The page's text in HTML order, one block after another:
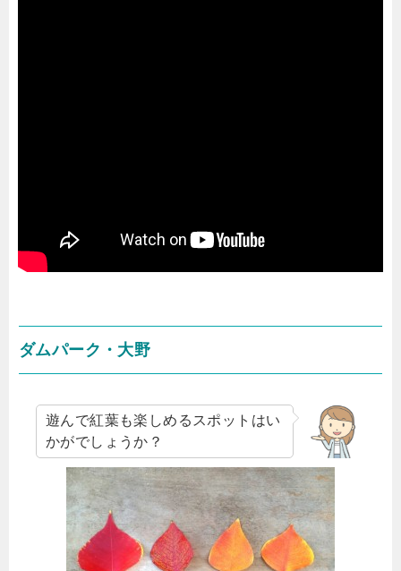
ダムパーク・大野
遊んで紅葉も楽しめるスポットはい
かがでしょうか？